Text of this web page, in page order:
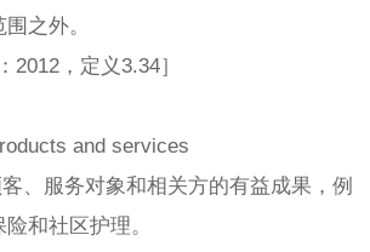
之外。
，定义3.34］
and services
服务对象和相关方的有益成果，例
和社区护理。